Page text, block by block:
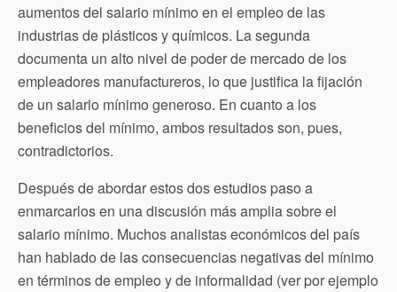
aumentos del salario mínimo en el empleo de las
industrias de plásticos y químicos. La segunda
documenta un alto nivel de poder de mercado de los
empleadores manufactureros, lo que justifica la fijación
de un salario mínimo generoso. En cuanto a los
beneficios del mínimo, ambos resultados son, pues,
contradictorios.
Después de abordar estos dos estudios paso a
enmarcarlos en una discusión más amplia sobre el
salario mínimo. Muchos analistas económicos del país
han hablado de las consecuencias negativas del mínimo
en términos de empleo y de informalidad (ver por ejemplo